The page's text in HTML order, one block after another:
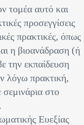
τομέα αυτό και
προσεγγίσεις
πρακτικές, όπως
η βιοανάδραση (ή
την εκπαίδευση
λόγω πρακτική,
στο
Ευεξίας